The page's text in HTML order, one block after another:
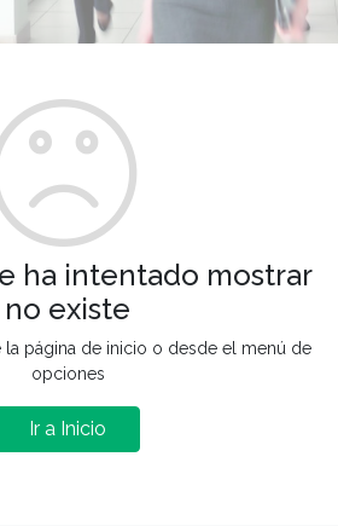
ha intentado mostrar
no existe
la página de inicio o desde el menú de
opciones
Ir a Inicio